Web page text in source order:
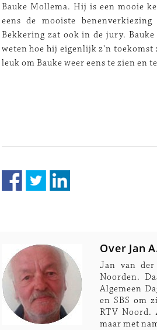
Bauke Mollema. Hij is een mooie
eens de mooiste
Bekkering zat ook in de jury.
weten hoe hij eigenlijk z'n
leuk om Bauke weer eens te zien en
Over Jan
Jan van
Noorden.
Algemeen
en SBS om
RTV
maar met